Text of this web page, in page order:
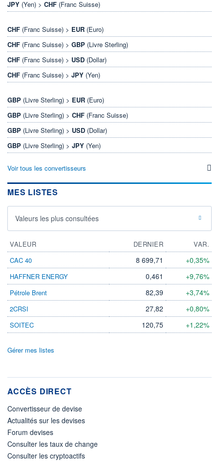
JPY (Yen) > CHF (Franc Suisse)
CHF (Franc Suisse) > EUR (Euro)
CHF (Franc Suisse) > GBP (Livre Sterling)
CHF (Franc Suisse) > USD (Dollar)
CHF (Franc Suisse) > JPY (Yen)
GBP (Livre Sterling) > EUR (Euro)
GBP (Livre Sterling) > CHF (Franc Suisse)
GBP (Livre Sterling) > USD (Dollar)
GBP (Livre Sterling) > JPY (Yen)
Voir tous les convertisseurs
MES LISTES
Valeurs les plus consultées
VALEUR DERNIER
VAR.
CAC 40
8 699,71 +0,35%
HAFFNER ENERGY 0,461 +9,76%
Pétrole Brent 82,39 +3,74%
2CRSI 27,82 +0,80%
SOITEC 120,75 +1,22%
Gérer mes listes
ACCÈS DIRECT
Convertisseur de devise
Actualités sur les devises
Forum devises
Consulter les taux de change
Consulter les cryptoactifs